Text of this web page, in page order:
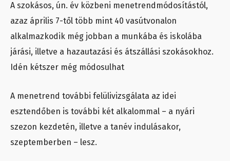
A szokásos, ún. év közbeni menetrendmódosítástól,
azaz április 7-től több mint 40 vasútvonalon
alkalmazkodik még jobban a munkába és iskolába
járási, illetve a hazautazási és átszállási szokásokhoz.
Idén kétszer még módosulhat
A menetrend további felülivizsgálata az idei
esztendőben is további két alkalommal – a nyári
szezon kezdetén, illetve a tanév indulásakor,
szeptemberben – lesz.